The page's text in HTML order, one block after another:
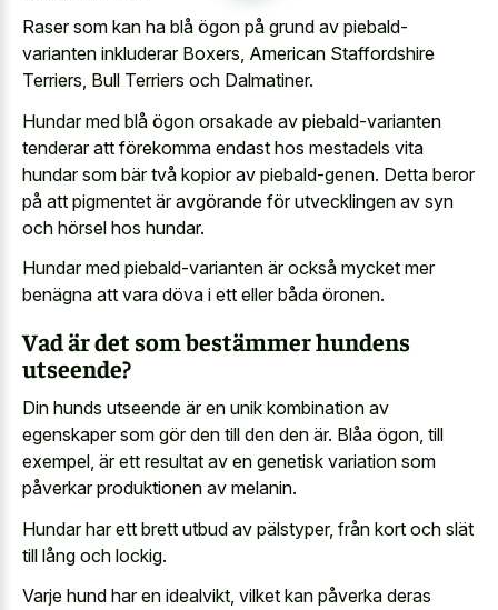
Raser som kan ha blå ögon på grund av piebald-
varianten inkluderar Boxers, American Staffordshire
Terriers, Bull Terriers och Dalmatiner.
Hundar med blå ögon orsakade av piebald-varianten
tenderar att förekomma endast hos mestadels vita
hundar som bär två kopior av piebald-genen. Detta beror
på att pigmentet är avgörande för utvecklingen av syn
och hörsel hos hundar.
Hundar med piebald-varianten är också mycket mer
benägna att vara döva i ett eller båda öronen.
Vad är det som bestämmer hundens
utseende?
Din hunds utseende är en unik kombination av
egenskaper som gör den till den den är. Blåa ögon, till
exempel, är ett resultat av en genetisk variation som
påverkar produktionen av melanin.
Hundar har ett brett utbud av pälstyper, från kort och slät
till lång och lockig.
Varje hund har en idealvikt, vilket kan påverka deras